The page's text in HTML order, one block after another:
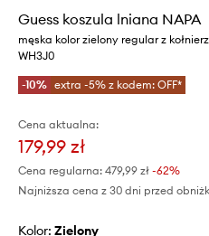
Guess koszula lniana NAPA
męska kolor zielony regular z
WH3J0
-10% extra -5% z kodem: OFF*
Cena aktualna:
179,99 zł
Cena regularna: 479,99 zł -62%
Najniższa cena z 30 dni przed
Kolor: zielony